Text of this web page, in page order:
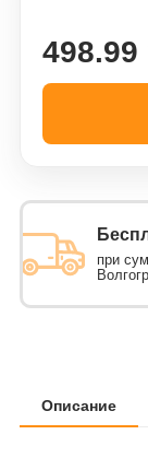
498.99
при
Описание